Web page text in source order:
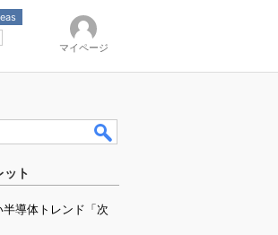
マイページ
ット
導体トレンド「次